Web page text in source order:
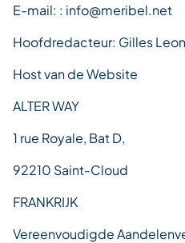
E-mail: : info@meribel.net
Hoofdredacteur: Gilles
Host van de Website
ALTER WAY
1 rue Royale, Bat D,
92210 Saint-Cloud
FRANKRIJK
Vereenvoudigde